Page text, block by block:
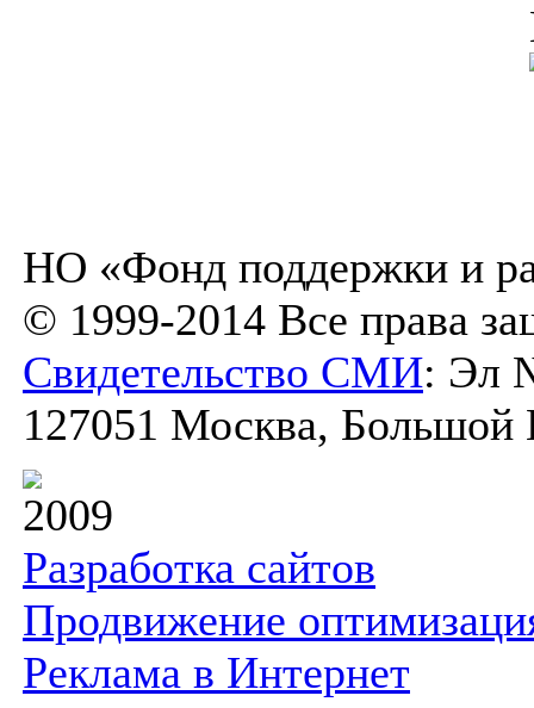
НО «Фонд поддержки и
© 1999-2014 Все права
Свидетельство СМИ: Эл
127051 Москва, Большой
2009
Разработка сайтов
Продвижение
Реклама в Интернет